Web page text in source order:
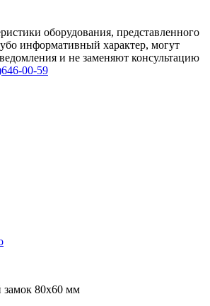
оборудования, представленного
информативный характер, могут
и не заменяют консультацию
00-59
замок 80х60 мм